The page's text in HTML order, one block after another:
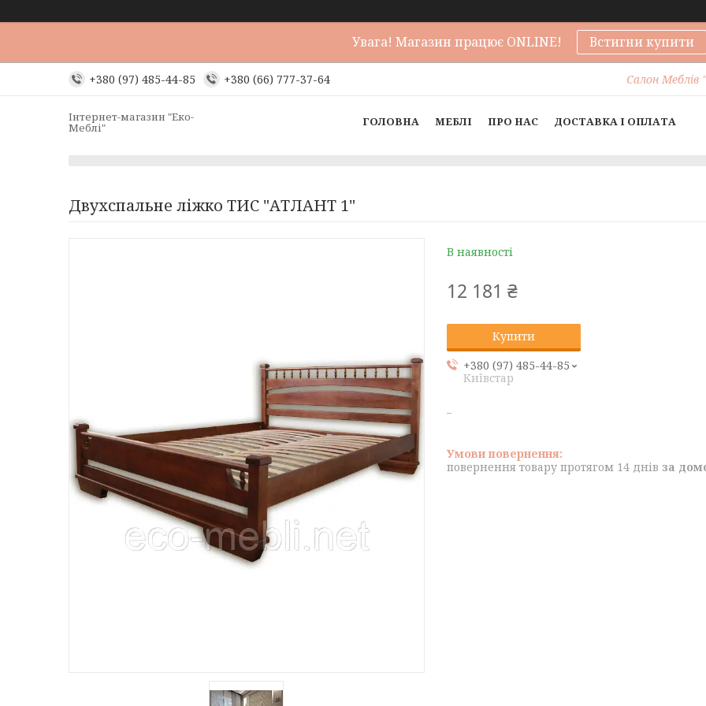
Увага! Магазин працює ONLINE! Встигни купити
+380 (97) 485-44-85 +380 (66) 777-37-64 Салон Меблів
Інтернет-магазин "Еко-
Меблі" ГОЛОВНА МЕБЛІ ПРО НАС ДОСТАВКА І ОПЛАТА
Двухспальне ліжко ТИС "АТЛАНТ 1"
В наявності
12 181 ₴
Купити
+380 (97) 485-44-85
Київстар
повернення товару протягом 14 днів за